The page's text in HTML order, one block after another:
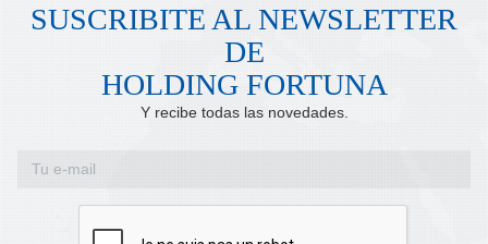
SUSCRIBITE AL NEWSLETTER
DE
HOLDING FORTUNA
Y recibe todas las novedades.